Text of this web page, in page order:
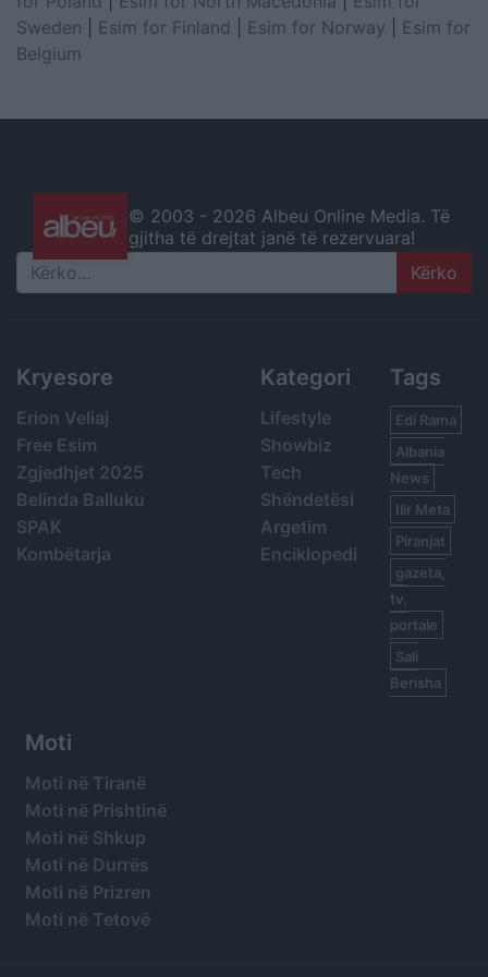
Sweden
Esim for Finland Esim for Norway
Esim for
Belgium
© 2003 - 2026 Albeu Online Media. Të
gjitha të drejtat janë të rezervuara!
Search
Kryesore
Erion Veliaj
Free Esim
Zgjedhjet 2025
Belinda Balluku
SPAK
Kombëtarja
Kategori
Lifestyle
Showbiz
Tech
Shëndetësi
Argetim
Enciklopedi
Tags
Edi Rama
Albania
News
Ilir Meta
Piranjat
gazeta,
tv,
portale
Sali
Berisha
Moti
Moti në Tiranë
Moti në Prishtinë
Moti në Shkup
Moti në Durrës
Moti në Prizren
Moti në Tetovë